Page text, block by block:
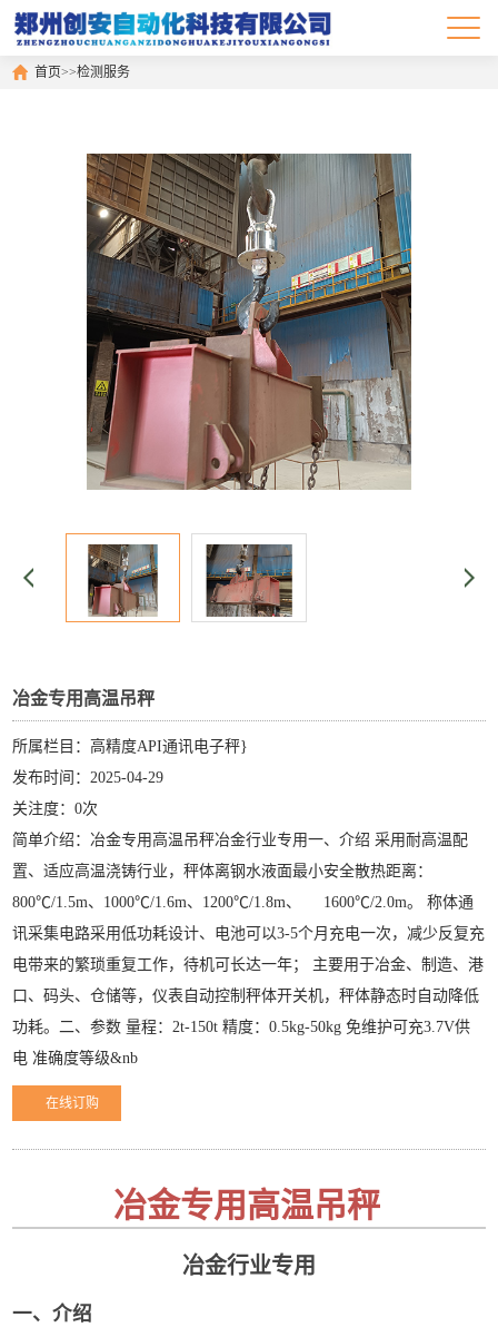
首页>>检测服务
冶金专用高温吊秤
所属栏目：高精度API通讯电子秤}
发布时间：2025-04-29
关注度：0次
简单介绍：冶金专用高温吊秤冶金行业专用一、介绍 采用耐高温配
置、适应高温浇铸行业，秤体离钢水液面最小安全散热距离：
800℃/1.5m、1000℃/1.6m、1200℃/1.8m、 1600℃/2.0m。 称体通
讯采集电路采用低功耗设计、电池可以3-5个月充电一次，减少反复充
电带来的繁琐重复工作，待机可长达一年； 主要用于冶金、制造、港
口、码头、仓储等，仪表自动控制秤体开关机，秤体静态时自动降低
功耗。二、参数 量程：2t-150t 精度：0.5kg-50kg 免维护可充3.7V供
电 准确度等级&nb
在线订购
冶金专用高温吊秤
冶金行业专用
一、介绍